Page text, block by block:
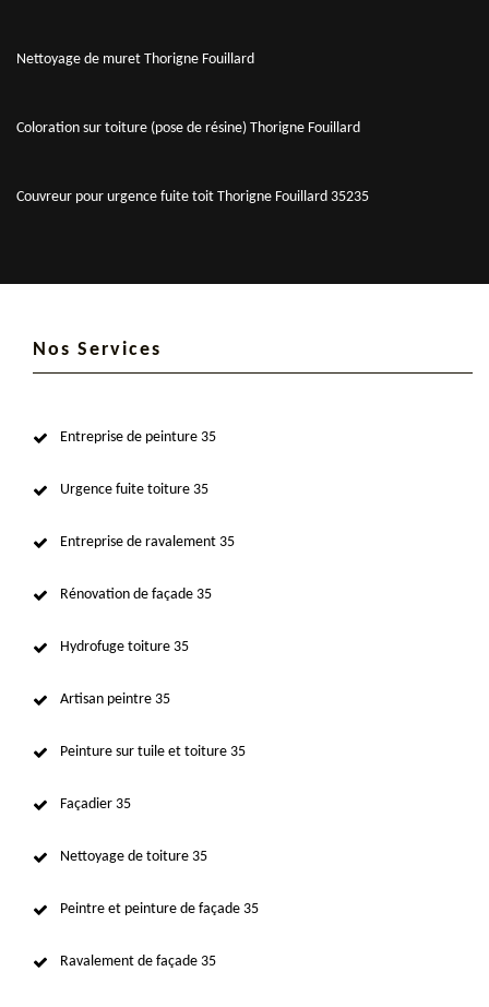
Nettoyage de muret Thorigne Fouillard
Coloration sur toiture (pose de résine) Thorigne Fouillard
Couvreur pour urgence fuite toit Thorigne Fouillard 35235
Nos Services
Entreprise de peinture 35
Urgence fuite toiture 35
Entreprise de ravalement 35
Rénovation de façade 35
Hydrofuge toiture 35
Artisan peintre 35
Peinture sur tuile et toiture 35
Façadier 35
Nettoyage de toiture 35
Peintre et peinture de façade 35
Ravalement de façade 35